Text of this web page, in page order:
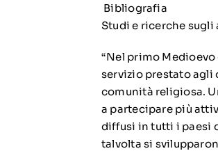
Bibliografia
Studi e ricerche
“Nel primo
servizio prestato agli
comunità religiosa.
a partecipare più
diffusi in tutti i paesi
talvolta si